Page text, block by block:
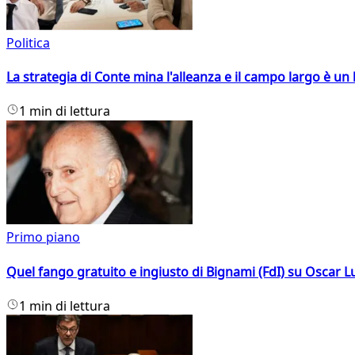
Politica
La strategia di Conte mina l'alleanza e il campo largo è
1 min di lettura
Primo piano
Quel fango gratuito e ingiusto di Bignami (FdI) su Oscar
1 min di lettura